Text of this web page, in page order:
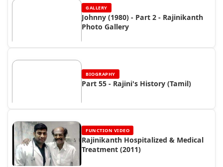
GALLERY
Johnny (1980) - Part 2 - Rajinikanth
Photo Gallery
BIOGRAPHY
Part 55 - Rajini's History (Tamil)
FUNCTION VIDEO
Rajinikanth Hospitalized & Medical
Treatment (2011)